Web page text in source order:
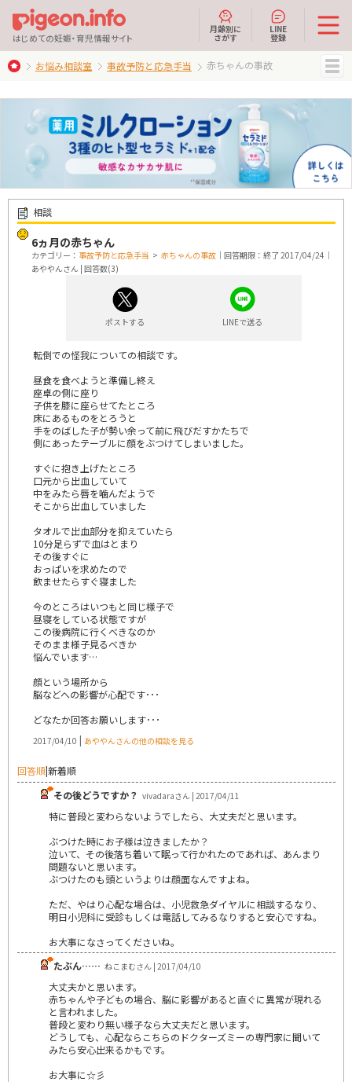
はじめての妊娠・育児情報サイト
月齢別に
さがす
LINE
登録
お悩み相談室 事故予防と応急手当 赤ちゃんの事故
相談
6ヵ月の赤ちゃん
カテゴリー： 事故予防と応急手当 > 赤ちゃんの事故 ｜回答期限：終了 2017/04/24｜
あややんさん | 回答数(3)
ポストする LINEで送る
転倒での怪我についての相談です。
昼食を食べようと準備し終え
座卓の側に座り
子供を膝に座らせてたところ
床にあるものをとろうと
手をのばした子が勢い余って前に飛びだすかたちで
側にあったテーブルに顔をぶつけてしまいました。
すぐに抱き上げたところ
口元から出血していて
中をみたら唇を噛んだようで
そこから出血していました
タオルで出血部分を抑えていたら
10分足らずで血はとまり
その後すぐに
おっぱいを求めたので
飲ませたらすぐ寝ました
今のところはいつもと同じ様子で
昼寝をしている状態ですが
この後病院に行くべきなのか
そのまま様子見るべきか
悩んでいます…
顔という場所から
脳などへの影響が心配です･･･
どなたか回答お願いします･･･
2017/04/10 | あややんさんの他の相談を見る
回答順|新着順
その後どうですか？ vivadaraさん | 2017/04/11
特に普段と変わらないようでしたら、大丈夫だと思います。
ぶつけた時にお子様は泣きましたか？
泣いて、その後落ち着いて眠って行かれたのであれば、あんまり
問題ないと思います。
ぶつけたのも頭というよりは顔面なんですよね。
ただ、やはり心配な場合は、小児救急ダイヤルに相談するなり、
明日小児科に受診もしくは電話してみるなりすると安心ですね。
お大事になさってくださいね。
たぶん…… ねこまむさん | 2017/04/10
大丈夫かと思います。
赤ちゃんや子どもの場合、脳に影響があると直ぐに異常が現れる
と言われました。
普段と変わり無い様子なら大丈夫だと思います。
どうしても、心配ならこちらのドクターズミーの専門家に聞いて
みたら安心出来るかもです。
お大事に☆彡